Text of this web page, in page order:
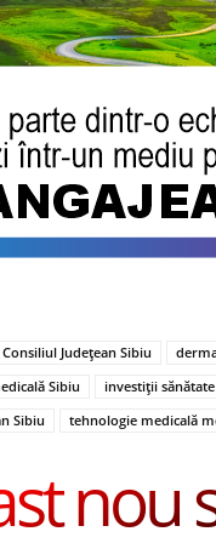
Consiliul Județean Sibiu
Sibiu investiții
Sibiu tehnologie medicală
nou